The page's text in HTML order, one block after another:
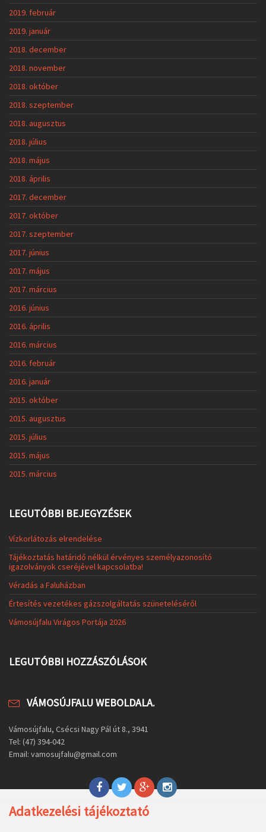
2019. február
2019. január
2018. december
2018. november
2018. október
2018. szeptember
2018. augusztus
2018. július
2018. május
2018. április
2017. december
2017. október
2017. szeptember
2017. június
2017. május
2017. március
2016. június
2016. április
2016. március
2016. február
2016. január
2015. október
2015. augusztus
2015. július
2015. május
2015. március
LEGUTÓBBI BEJEGYZÉSEK
Vízkorlátozás elrendelése
Tájékoztatás határidő nélkül érvényes személyazonosító
igazolványok cseréjével kapcsolatba!
Véradás a Faluházban
Értesítés vezetékes gázszolgáltatás szüneteléséről
Vámosújfalu Virágos Portája 2026
LEGUTÓBBI HOZZÁSZÓLÁSOK
VÁMOSÚJFALU WEBOLDALA.
Vámosújfalu, Csécsi Nagy Pál út 8., 3941
Tel: (47) 394-042
Email: vamosujfalu@gmail.com
Adatkezelési tájékoztató